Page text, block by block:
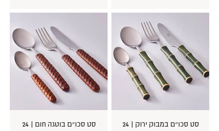
סט סכו״ם במבוק ירוק | 24
סט סכו״ם בוטגה חום | 24